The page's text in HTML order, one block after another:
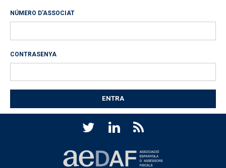
NÚMERO D'ASSOCIAT
CONTRASENYA